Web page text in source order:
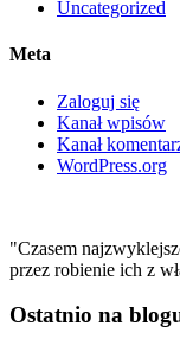
Uncategorized
Meta
Zaloguj się
Kanał wpisów
Kanał
WordPress.org
"Czasem
przez robienie ich z
Ostatnio na